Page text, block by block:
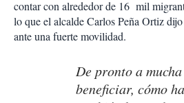
contar con alrededor de 16 mil
lo que el alcalde Carlos Peña Ortiz
ante una fuerte movilidad.
De pronto a
beneficiar, cómo